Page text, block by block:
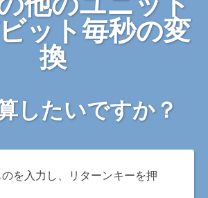
ット毎秒の変
換
したいですか？
を入力し、リターンキーを押